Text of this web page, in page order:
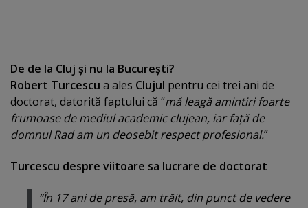
De de la Cluj şi nu la Bucureşti?
Robert Turcescu a ales Clujul pentru cei trei ani de
doctorat, datorită faptului că “mă leagă amintiri foarte
frumoase de mediul academic clujean, iar faţă de
domnul Rad am un deosebit respect profesional.”
Turcescu despre viitoare sa lucrare de doctorat
“În 17 ani de presă, am trăit, din punct de vedere